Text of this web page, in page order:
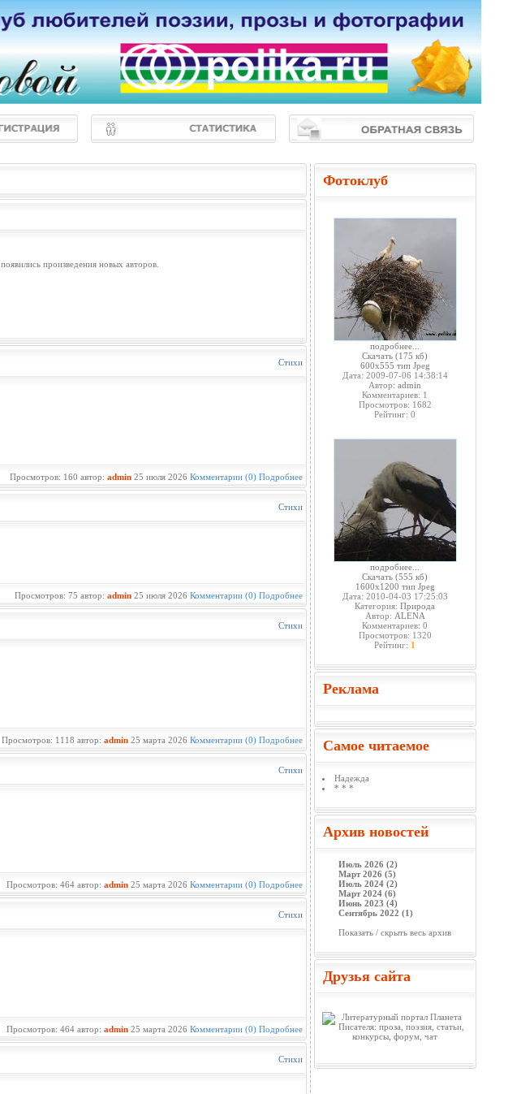
произведения новых авторов.
Стихи
Просмотров: 160 автор: admin25 июля 2026 Комментарии (0) Подробнее
Стихи
Просмотров: 75 автор: admin25 июля 2026 Комментарии (0) Подробнее
Стихи
Просмотров: 1118 автор: admin25 марта 2026 Комментарии (0) Подробнее
Стихи
Просмотров: 464 автор: admin25 марта 2026 Комментарии (0) Подробнее
Стихи
Просмотров: 464 автор: admin25 марта 2026 Комментарии (0) Подробнее
Стихи
Фотоклуб
подробнее...
Скачать (175 кб)
600x555 тип Jpeg
Дата: 2009-07-06 14:38:14
Автор: admin
Комментариев: 1
Просмотров: 1682
Рейтинг: 0
подробнее...
Скачать (555 кб)
1600x1200 тип Jpeg
Дата: 2010-04-03 17:25:03
Категория: Природа
Автор: ALENA
Комментариев: 0
Просмотров: 1320
Рейтинг: 1
Реклама
Самое читаемое
Надежда
* * *
Архив новостей
Июль 2026 (2)
Март 2026 (5)
Июль 2024 (2)
Март 2024 (6)
Июнь 2023 (4)
Сентябрь 2022 (1)
Показать / скрыть весь архив
Друзья сайта